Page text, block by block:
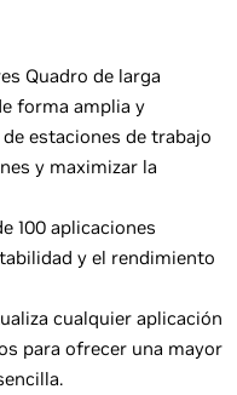
Quadro de larga
forma amplia y
estaciones de trabajo
y maximizar la
100 aplicaciones
y el rendimiento
cualquier aplicación
para ofrecer una mayor